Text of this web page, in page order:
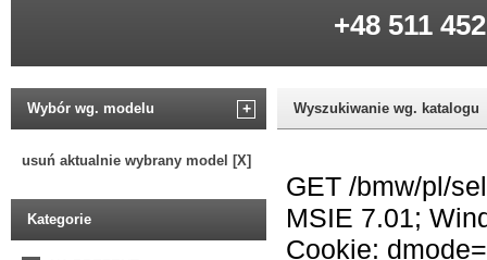
+48 511
Wybór wg. modelu +
usuń aktualnie wybrany model [X]
Kategorie
Wyszukiwanie wg. katalogu